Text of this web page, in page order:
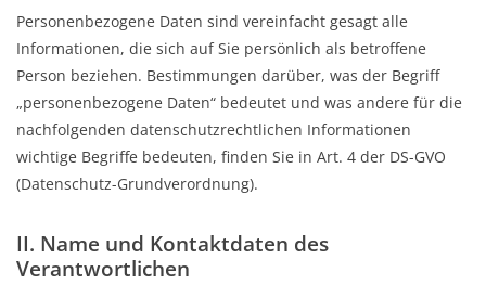
Veranstaltungen
Personenbezogene Daten sind vereinfacht gesagt alle
Informationen, die sich auf Sie persönlich als betroffene
Person beziehen. Bestimmungen darüber, was der Begriff
„personenbezogene Daten“ bedeutet und was andere für die
nachfolgenden datenschutzrechtlichen Informationen
wichtige Begriffe bedeuten, finden Sie in Art. 4 der DS-GVO
(Datenschutz-Grundverordnung).
II. Name und Kontaktdaten des
Verantwortlichen